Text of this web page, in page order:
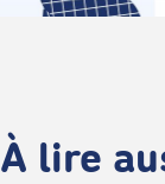
À lire